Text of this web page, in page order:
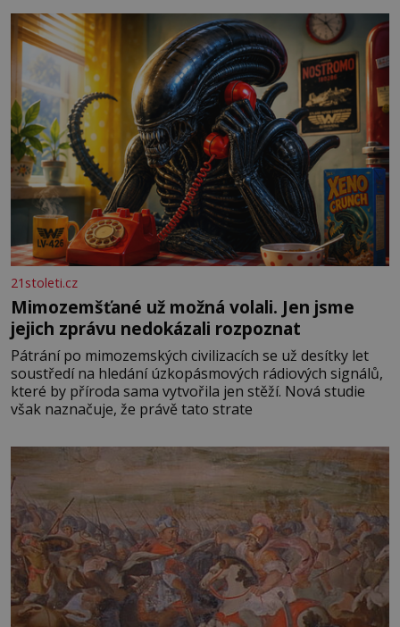
měkkost a bezpečí, proto by pokoj miminka měl působit
především klidně a útulně. Předškolní věk je
21stoleti.cz
Mimozemšťané už možná volali. Jen jsme
jejich zprávu nedokázali rozpoznat
Pátrání po mimozemských civilizacích se už desítky let
soustředí na hledání úzkopásmových rádiových signálů,
které by příroda sama vytvořila jen stěží. Nová studie
však naznačuje, že právě tato strate